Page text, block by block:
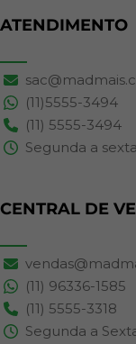
ATENDIMENTO
(11)5555-3494
(11) 5555-3494
Segunda a
CENTRAL DE
(11) 96336-1585
(11) 5555-3318
Segunda a